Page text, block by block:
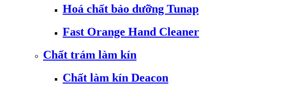
Hoá chất bảo dưỡng Tunap
Fast Orange Hand Cleaner
Chất trám làm kín
Chất làm kín Deacon